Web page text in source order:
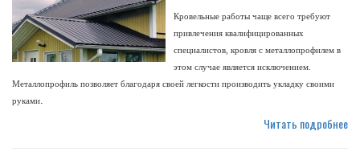
Кровельные работы чаще всего требуют
привлечения квалифицированных
специалистов, кровля с металлопрофилем в
этом случае является исключением.
Металлопрофиль позволяет благодаря своей легкости производить укладку своими
руками.
Читать подробнее